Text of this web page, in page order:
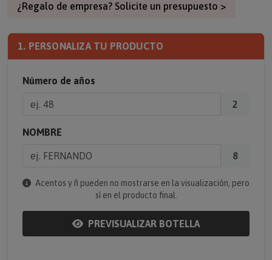
¿Regalo de empresa? Solicite un presupuesto >
1. PERSONALIZA TU PRODUCTO
Número de años
2
NOMBRE
8
Acentos y ñ pueden no mostrarse en la visualización, pero
sí en el producto final.
PREVISUALIZAR BOTELLA